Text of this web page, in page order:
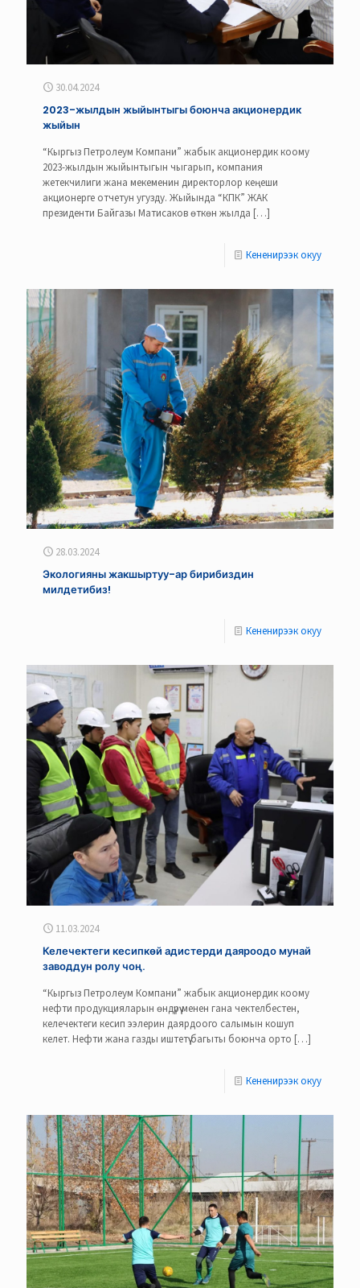
30.04.2024
2023-жылдын жыйынтыгы боюнча акционердик
жыйын
“Кыргыз Петролеум Компани” жабык акционердик коому
2023-жылдын жыйынтыгын чыгарып, компания
жетекчилиги жана мекеменин директорлор кеңеши
акционерге отчетун угузду. Жыйында “КПК” ЖАК
президенти Байгазы Матисаков өткөн жылда […]
Кененирээк окуу
28.03.2024
Экологияны жакшыртуу-ар бирибиздин
милдетибиз!
Кененирээк окуу
11.03.2024
Келечектеги кесипкөй адистерди даяроодо мунай
заводдун ролу чоң.
“Кыргыз Петролеум Компани” жабык акционердик коому
нефти продукцияларын өндүрүү менен гана чектелбестен,
келечектеги кесип ээлерин даярдоого салымын кошуп
келет. Нефти жана газды иштетүү багыты боюнча орто […]
Кененирээк окуу